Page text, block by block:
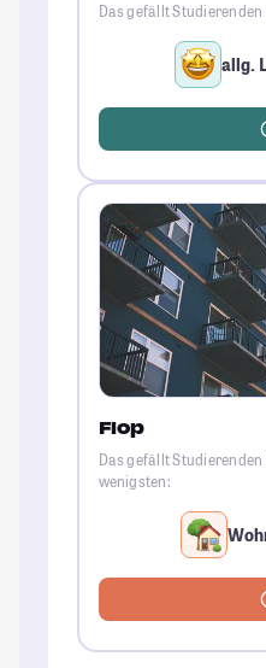
Das gefällt
allg.
Flop
Das gefällt
wenigsten: